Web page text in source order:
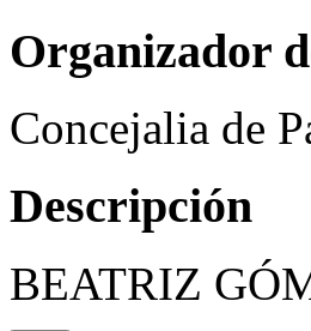
Organizador
Concejalia de
Descripción
BEATRIZ